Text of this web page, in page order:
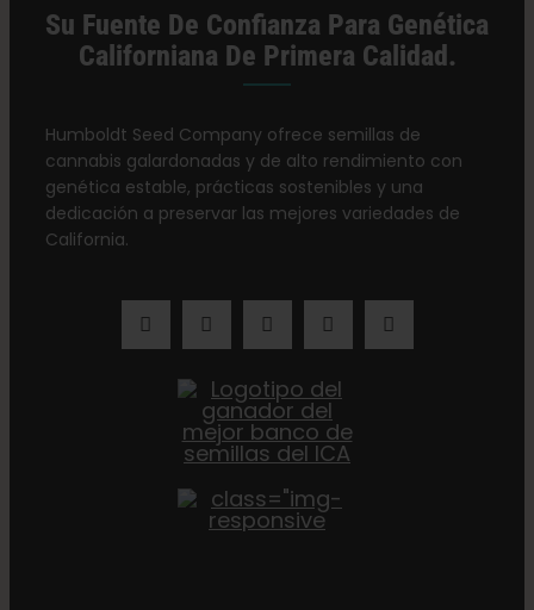
Su Fuente De Confianza Para Genética
Californiana De Primera Calidad.
Humboldt Seed Company ofrece semillas de
cannabis galardonadas y de alto rendimiento con
genética estable, prácticas sostenibles y una
dedicación a preservar las mejores variedades de
California.